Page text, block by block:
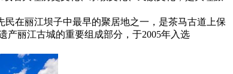
在丽江坝子中最早的聚居地之一，是茶马古道上保
产丽江古城的重要组成部分，于2005年入选